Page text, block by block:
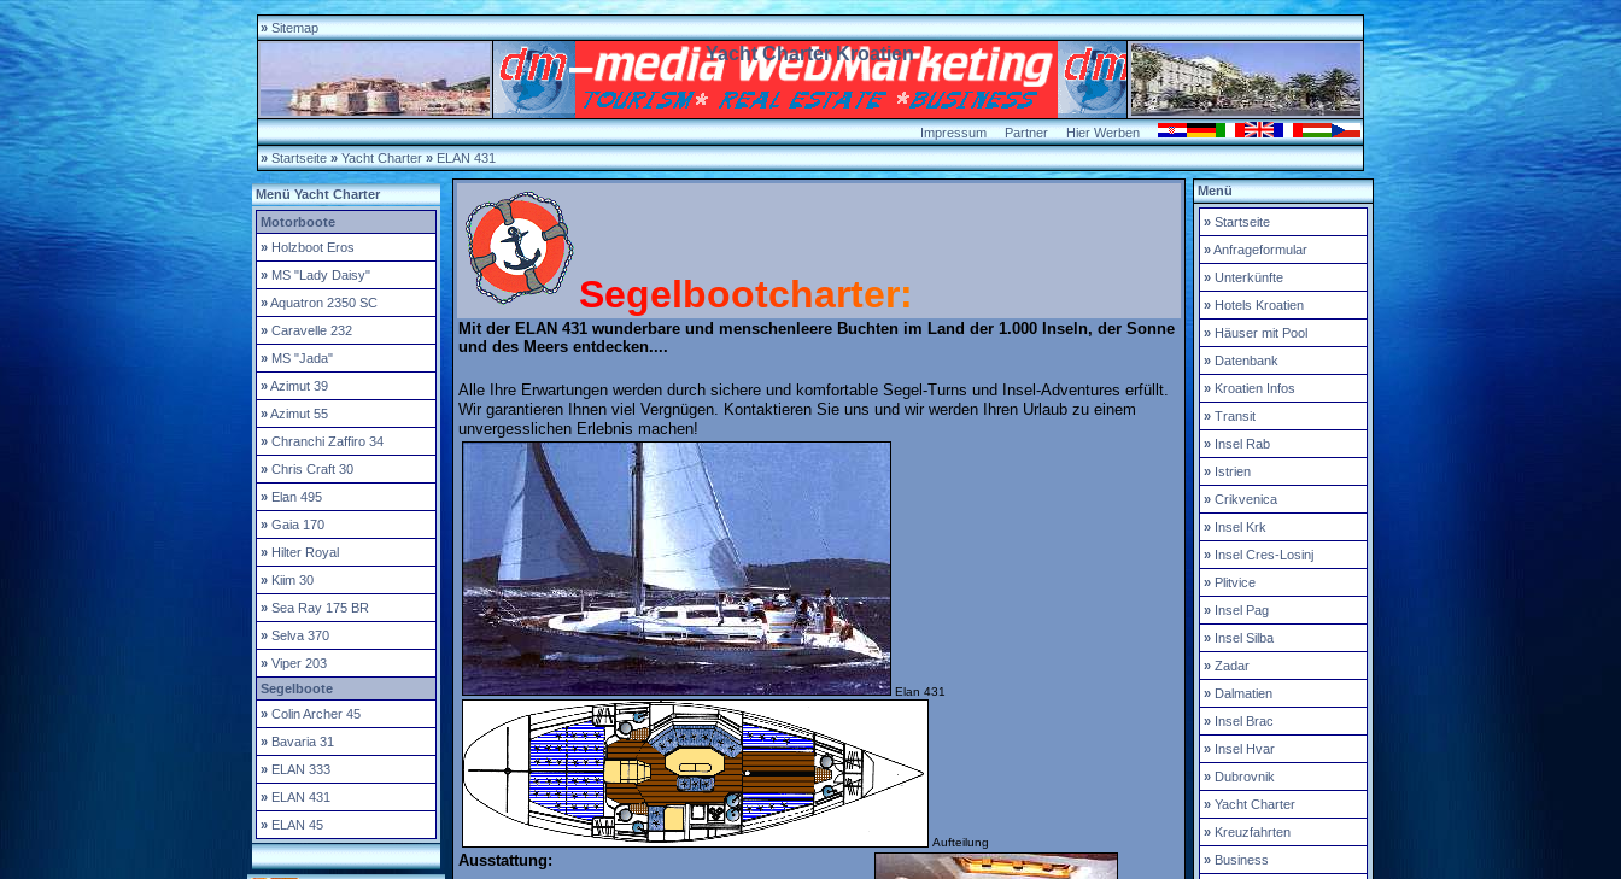
» Sitemap
Yacht CharterKroatien
Impressum Partner
Hier Werben
» Startseite» Yacht Charter» ELAN 431
Menü Yacht Charter
Motorboote
» Holzboot Eros
» MS "Lady Daisy"
»Aquatron 2350 SC
» Caravelle 232
» MS "Jada"
»Azimut 39
»Azimut 55
» Chranchi Zaffiro 34
» Chris Craft 30
» Elan 495
» Gaia 170
» Hilter Royal
» Kiim 30
» Sea Ray 175 BR
» Selva 370
» Viper 203
Segelboote
» Colin Archer 45
» Bavaria 31
» ELAN 333
» ELAN 431
» ELAN 45
Segelbootcharter:
Mit der ELAN 431 wunderbare und menschenleere Buchten im Land der 1.000 Inseln, der Sonne
und des Meers entdecken....
Alle Ihre Erwartungen werden durch sichere und komfortable Segel-Turns und Insel-Adventures erfüllt.
Wir garantieren Ihnen viel Vergnügen. Kontaktieren Sie uns und wir werden Ihren Urlaub zu einem
unvergesslichen Erlebnis machen!
Elan 431
Aufteilung
Ausstattung:
Menü
» Startseite
»Anfrageformular
» Unterkünfte
» Hotels Kroatien
» Häuser mit Pool
» Datenbank
» Kroatien Infos
» Transit
» Insel Rab
» Istrien
» Crikvenica
» Insel Krk
» Insel Cres-Losinj
» Plitvice
» Insel Pag
» Insel Silba
» Zadar
» Dalmatien
» Insel Brac
» Insel Hvar
» Dubrovnik
» Yacht Charter
» Kreuzfahrten
» Business